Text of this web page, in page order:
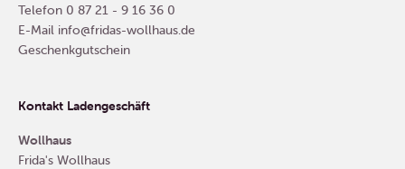
Telefon 0 87 21 - 9 16 36 0
E-Mail info@fridas-wollhaus.de
Geschenkgutschein
Kontakt Ladengeschäft
Wollhaus
Frida's Wollhaus